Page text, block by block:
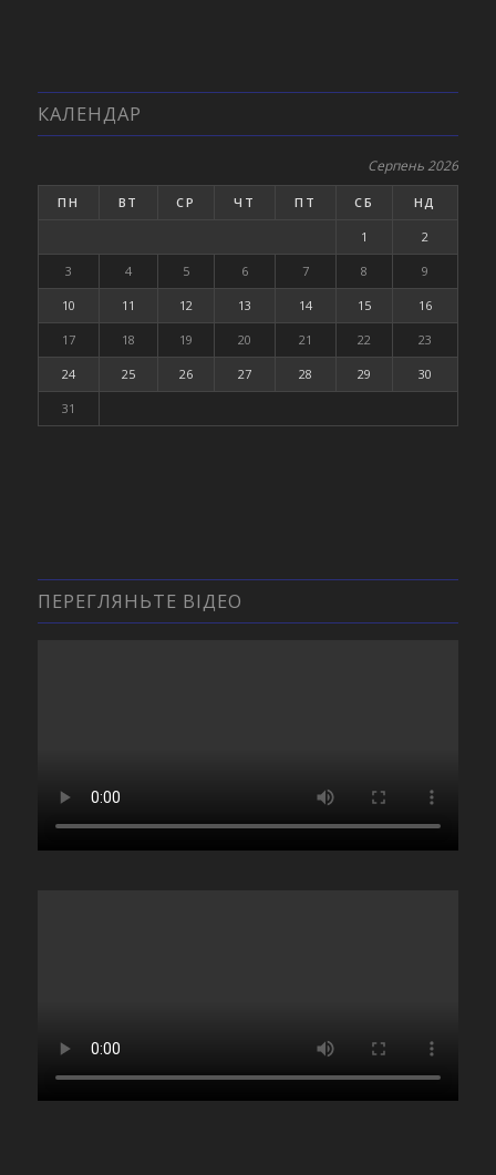
КАЛЕНДАР
Серпень 2026
ПН ВТ СР ЧТ ПТ СБ НД
1 2
3 4 5 6 7 8 9
10 11 12 13 14 15 16
17 18 19 20 21 22 23
24 25 26 27 28 29 30
31
ПЕРЕГЛЯНЬТЕ ВІДЕО